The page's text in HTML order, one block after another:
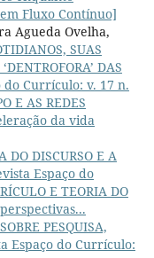
Fluxo Contínuo]
Agueda Ovelha,
SUAS
DAS
do Currículo: v. 17 n.
E AS REDES
da vida
DO DISCURSO E A
Espaço do
E TEORIA DO
SOBRE PESQUISA,
Espaço do Currículo: